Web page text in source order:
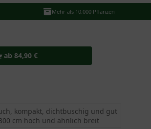
Mehr als 10.000 Pflanzen
ab 84,90 €
kompakt, dichtbuschig und gut
cm hoch und ähnlich breit